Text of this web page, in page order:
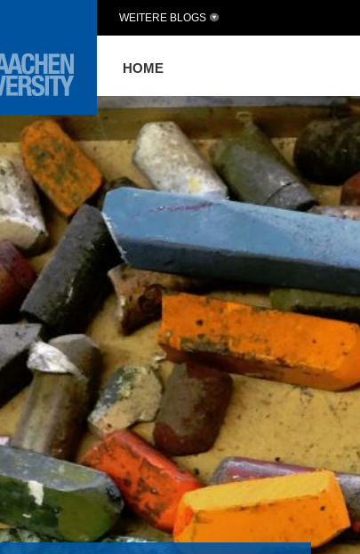
HOME
WEITERE BLOGS